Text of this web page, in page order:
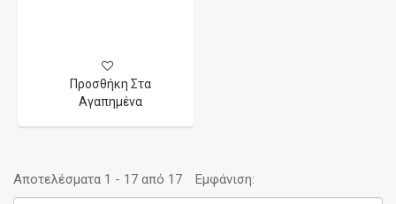
Προσθήκη Στα
Αγαπημένα
Αποτελέσματα 1 - 17 από 17 Εμφάνιση: